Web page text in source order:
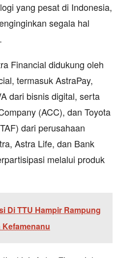
yang pesat di Indonesia,
segala hal
Financial didukung oleh
termasuk AstraPay,
dari bisnis digital, serta
(ACC), dan Toyota
dari perusahaan
Astra Life, dan Bank
melalui produk
Di TTU Hampir Rampung